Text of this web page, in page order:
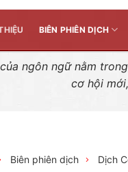
BIÊN PHIÊN DỊCH
ngôn ngữ nằm
cơ hội
Biên phiên dịch Dịch